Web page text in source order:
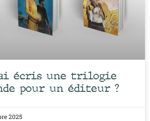
écris une trilogie
pour un éditeur ?
2025